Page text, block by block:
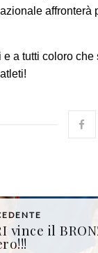
ale affronterà
a tutti coloro
vince il